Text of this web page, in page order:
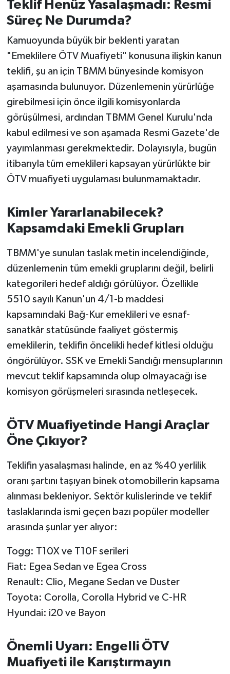
Teklif Henüz Yasalaşmadı: Resmi
Süreç Ne Durumda?
Kamuoyunda büyük bir beklenti yaratan
"Emeklilere ÖTV Muafiyeti" konusuna ilişkin kanun
teklifi, şu an için TBMM bünyesinde komisyon
aşamasında bulunuyor. Düzenlemenin yürürlüğe
girebilmesi için önce ilgili komisyonlarda
görüşülmesi, ardından TBMM Genel Kurulu'nda
kabul edilmesi ve son aşamada Resmi Gazete'de
yayımlanması gerekmektedir. Dolayısıyla, bugün
itibarıyla tüm emeklileri kapsayan yürürlükte bir
ÖTV muafiyeti uygulaması bulunmamaktadır.
Kimler Yararlanabilecek?
Kapsamdaki Emekli Grupları
TBMM'ye sunulan taslak metin incelendiğinde,
düzenlemenin tüm emekli gruplarını değil, belirli
kategorileri hedef aldığı görülüyor. Özellikle
5510 sayılı Kanun'un 4/1-b maddesi
kapsamındaki Bağ-Kur emeklileri ve esnaf-
sanatkâr statüsünde faaliyet göstermiş
emeklilerin, teklifin öncelikli hedef kitlesi olduğu
öngörülüyor. SSK ve Emekli Sandığı mensuplarının
mevcut teklif kapsamında olup olmayacağı ise
komisyon görüşmeleri sırasında netleşecek.
ÖTV Muafiyetinde Hangi Araçlar
Öne Çıkıyor?
Teklifin yasalaşması halinde, en az %40 yerlilik
oranı şartını taşıyan binek otomobillerin kapsama
alınması bekleniyor. Sektör kulislerinde ve teklif
taslaklarında ismi geçen bazı popüler modeller
arasında şunlar yer alıyor:
Togg: T10X ve T10F serileri
Fiat: Egea Sedan ve Egea Cross
Renault: Clio, Megane Sedan ve Duster
Toyota: Corolla, Corolla Hybrid ve C-HR
Hyundai: i20 ve Bayon
Önemli Uyarı: Engelli ÖTV
Muafiyeti ile Karıştırmayın
OLAY
OTOMOTİV
Resmi İlanlar
SAĞLIK
SEYAHAT
SİYASET
SPOR
SÜRMANŞET
Susurluk
TARİHTE BUGÜN
TEKNOLOJİ
Trend
TÜRKİYE
YAŞAM